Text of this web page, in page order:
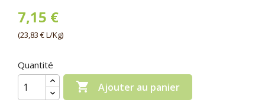
7,15 €
(23,83 € L/Kg)
Quantité
 Ajouter au panier